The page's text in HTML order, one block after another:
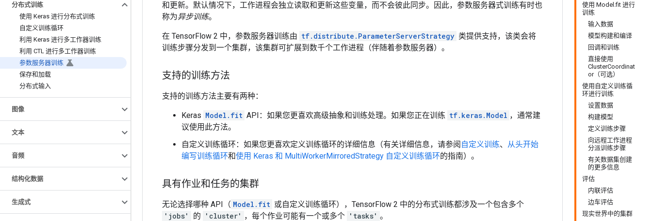
分布式训练
使用 Keras 进行分布式训练
自定义训练循环
利用 Keras 进行多工作器训练
利用 CTL 进行多工作器训练
参数服务器训练
保存和加载
分布式输入
图像
文本
音频
结构化数据
生成式
使用 Model.fit 进行
训练
输入数据
模型构建和编译
回调和训练
直接使用
ClusterCoordinat
or（可选）
使用自定义训练循
环进行训练
设置数据
构建模型
定义训练步骤
向远程工作进程
分派训练步骤
有关数据集创建
的更多信息
评估
内联评估
边车评估
现实世界中的集群
和更新。默认情况下，工作进程会独立读取和更新这些变量，而不会彼此同步。因此，参数服务器式训练有时也
称为异步训练。
在 TensorFlow 2 中，参数服务器训练由 tf.distribute.ParameterServerStrategy 类提供支持，该类会将
训练步骤分发到一个集群，该集群可扩展到数千个工作进程（伴随着参数服务器）。
支持的训练方法
支持的训练方法主要有两种：
Keras Model.fit API：如果您更喜欢高级抽象和训练处理。如果您正在训练 tf.keras.Model ，通常建
议使用此方法。
自定义训练循环：如果您更喜欢定义训练循环的详细信息（有关详细信息，请参阅 自定义训练、 从头开始
编写训练循环和使用 Keras 和 MultiWorkerMirroredStrategy 自定义训练循环的指南）。
具有作业和任务的集群
无论选择哪种 API（ Model.fit 或自定义训练循环），TensorFlow 2 中的分布式训练都涉及一个包含多个
'jobs'
的 'cluster' ，每个作业可能有一个或多个 'tasks' 。